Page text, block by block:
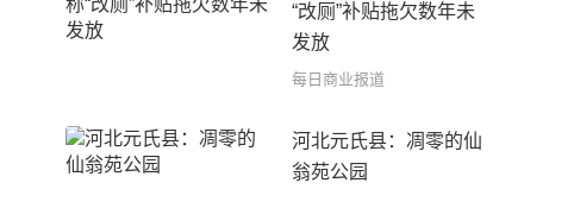
“改厕”补贴拖欠数年未
发放
每日商业报道
河北元氏县：凋零的仙
翁苑公园